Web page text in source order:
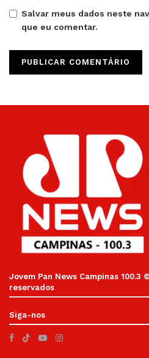
Salvar meus dados neste
que eu comentar.
Jovem Pan News Campinas
reservados
Siga-nos